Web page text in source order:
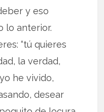
y eso
lo anterior.
“tú quieres
la verdad,
he vivido,
desear